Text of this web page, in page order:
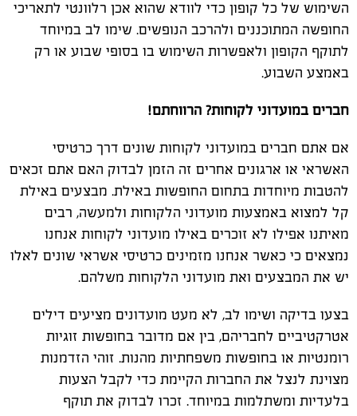
השימוש של כל קופון כדי לוודא שהוא אכן רלוונטי לתאריכי
החופשה המתוכננים ולהרכב הנופשים. שימו לב במיוחד
לתוקף הקופון ולאפשרות השימוש בו בסופי שבוע או רק
באמצע השבוע.
חברים במועדוני לקוחות? הרווחתם!
אם אתם חברים במועדוני לקוחות שונים דרך כרטיסי
האשראי או ארגונים אחרים זה הזמן לבדוק האם אתם זכאים
להטבות מיוחדות בתחום החופשות באילת. מבצעים באילת
קל למצוא באמצעות מועדוני הלקוחות ולמעשה, רבים
מאיתנו אפילו לא זוכרים באילו מועדוני לקוחות אנחנו
נמצאים כי כאשר אנחנו מזמינים כרטיסי אשראי שונים לאלו
יש את המבצעים ואת מועדוני הלקוחות משלהם.
בצעו בדיקה ושימו לב, לא מעט מועדונים מציעים דילים
אטרקטיביים לחבריהם, בין אם מדובר בחופשות זוגיות
רומנטיות או בחופשות משפחתיות מהנות. זוהי הזדמנות
מצוינת לנצל את החברות הקיימת כדי לקבל הצעות
בלעדיות ומשתלמות במיוחד. זכרו לבדוק את תוקף